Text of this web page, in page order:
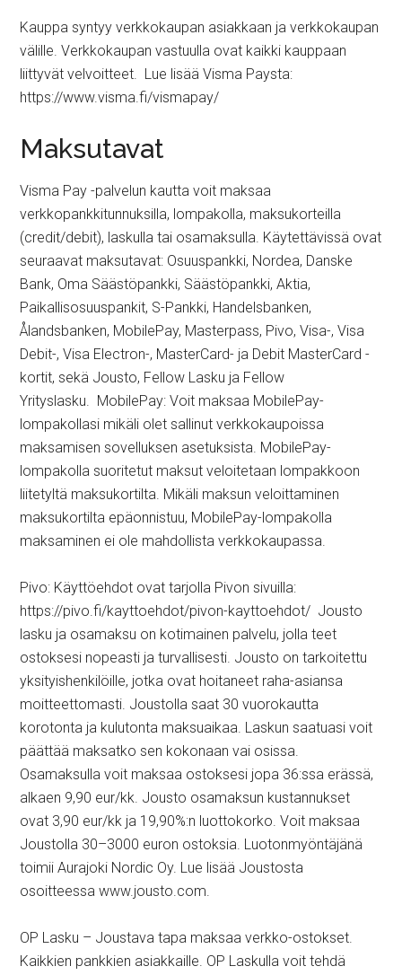
Kauppa syntyy verkkokaupan asiakkaan ja verkkokaupan
välille. Verkkokaupan vastuulla ovat kaikki kauppaan
liittyvät velvoitteet. Lue lisää Visma Paysta:
https://www.visma.fi/vismapay/
Maksutavat
Visma Pay -palvelun kautta voit maksaa
verkkopankkitunnuksilla, lompakolla, maksukorteilla
(credit/debit), laskulla tai osamaksulla. Käytettävissä ovat
seuraavat maksutavat: Osuuspankki, Nordea, Danske
Bank, Oma Säästöpankki, Säästöpankki, Aktia,
Paikallisosuuspankit, S-Pankki, Handelsbanken,
Ålandsbanken, MobilePay, Masterpass, Pivo, Visa-, Visa
Debit-, Visa Electron-, MasterCard- ja Debit MasterCard -
kortit, sekä Jousto, Fellow Lasku ja Fellow
Yrityslasku. MobilePay: Voit maksaa MobilePay-
lompakollasi mikäli olet sallinut verkkokaupoissa
maksamisen sovelluksen asetuksista. MobilePay-
lompakolla suoritetut maksut veloitetaan lompakkoon
liitetyltä maksukortilta. Mikäli maksun veloittaminen
maksukortilta epäonnistuu, MobilePay-lompakolla
maksaminen ei ole mahdollista verkkokaupassa.
Pivo: Käyttöehdot ovat tarjolla Pivon sivuilla:
https://pivo.fi/kayttoehdot/pivon-kayttoehdot/ Jousto
lasku ja osamaksu on kotimainen palvelu, jolla teet
ostoksesi nopeasti ja turvallisesti. Jousto on tarkoitettu
yksityishenkilöille, jotka ovat hoitaneet raha-asiansa
moitteettomasti. Joustolla saat 30 vuorokautta
korotonta ja kulutonta maksuaikaa. Laskun saatuasi voit
päättää maksatko sen kokonaan vai osissa.
Osamaksulla voit maksaa ostoksesi jopa 36:ssa erässä,
alkaen 9,90 eur/kk. Jousto osamaksun kustannukset
ovat 3,90 eur/kk ja 19,90%:n luottokorko. Voit maksaa
Joustolla 30–3000 euron ostoksia. Luotonmyöntäjänä
toimii Aurajoki Nordic Oy. Lue lisää Joustosta
osoitteessa www.jousto.com.
OP Lasku – Joustava tapa maksaa verkko-ostokset.
Kaikkien pankkien asiakkaille. OP Laskulla voit tehdä